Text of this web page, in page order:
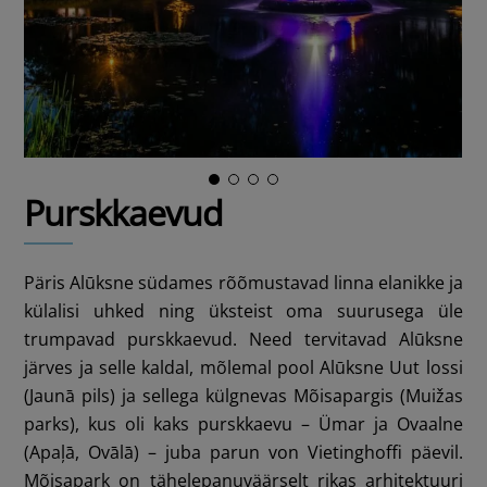
Purskkaevud
Päris Alūksne südames rõõmustavad linna elanikke ja
külalisi uhked ning üksteist oma suurusega üle
trumpavad purskkaevud. Need tervitavad Alūksne
järves ja selle kaldal, mõlemal pool Alūksne Uut lossi
(Jaunā pils) ja sellega külgnevas Mõisapargis (Muižas
parks), kus oli kaks purskkaevu – Ümar ja Ovaalne
(Apaļā, Ovālā) – juba parun von Vietinghoffi päevil.
Mõisapark on tähelepanuväärselt rikas arhitektuuri